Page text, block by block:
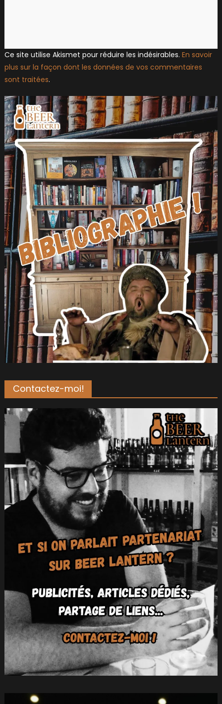
Ce site utilise Akismet pour réduire les indésirables. En savoir
plus sur la façon dont les données de vos commentaires
sont traitées.
Contactez-moi!